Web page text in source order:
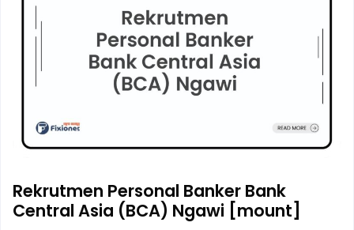
Rekrutmen Personal Banker Bank
Central Asia (BCA) Ngawi [mount]